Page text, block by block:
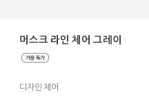
머스크 라인 체어 그레이
디자인 체어